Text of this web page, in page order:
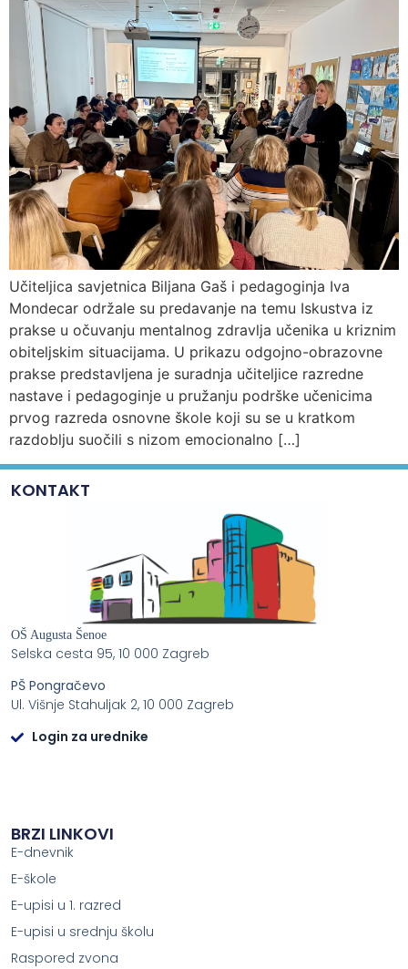
Učiteljica savjetnica Biljana Gaš i pedagoginja Iva
Mondecar održale su predavanje na temu Iskustva iz
prakse u očuvanju mentalnog zdravlja učenika u kriznim
obiteljskim situacijama. U prikazu odgojno-obrazovne
prakse predstavljena je suradnja učiteljice razredne
nastave i pedagoginje u pružanju podrške učenicima
prvog razreda osnovne škole koji su se u kratkom
razdoblju suočili s nizom emocionalno […]
KONTAKT
OŠ Augusta Šenoe
Selska cesta 95, 10 000 Zagreb
PŠ Pongračevo
Ul. Višnje Stahuljak 2, 10 000 Zagreb
Login za urednike
BRZI LINKOVI
E-dnevnik
E-škole
E-upisi u 1. razred
E-upisi u srednju školu
Raspored zvona